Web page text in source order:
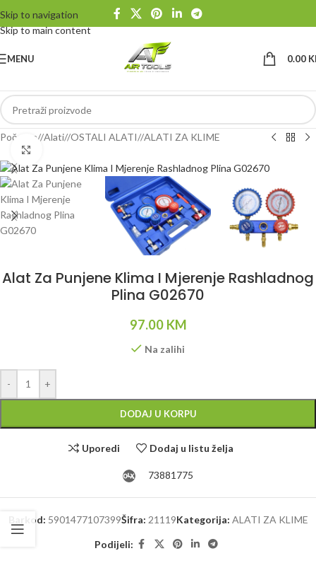
Skip to navigation
Skip to main content
MENU 0.00
Početna/ Alati/ OSTALI ALATI/ ALATI ZA KLIME
Alat Za Punjene Klima I Mjerenje Rashladnog
Plina G02670
97.00 KM
Na zalihi
- +
DODAJ U KORPU
Uporedi Dodaj u listu želja
73881775
Barkod: 5901477107399Šifra: 21119Kategorija: ALATI ZA KLIME
Podijeli: